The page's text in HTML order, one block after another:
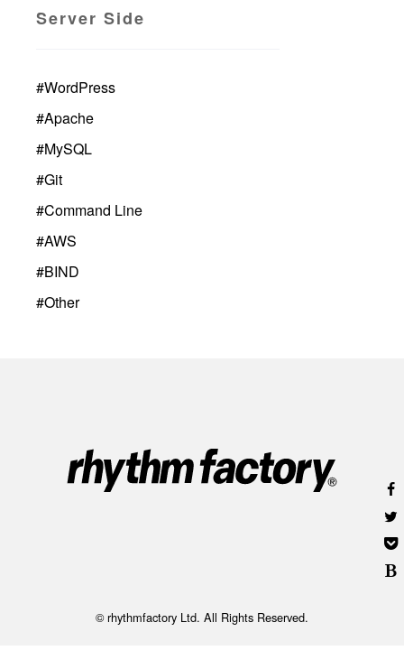
Server Side
#WordPress
#Apache
#MySQL
#Git
#Command Line
#AWS
#BIND
#Other
© rhythmfactory Ltd. All Rights Reserved.